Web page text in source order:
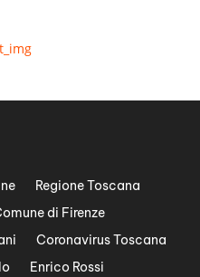
Regione Toscana
di Firenze
Coronavirus Toscana
Enrico Rossi